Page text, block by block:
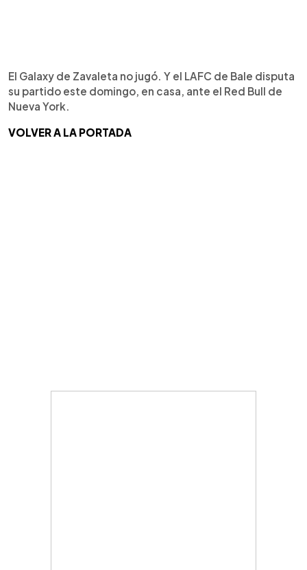
El Galaxy de Zavaleta no jugó. Y el LAFC de Bale disputa
su partido este domingo, en casa, ante el Red Bull de
Nueva York.
VOLVER A LA PORTADA